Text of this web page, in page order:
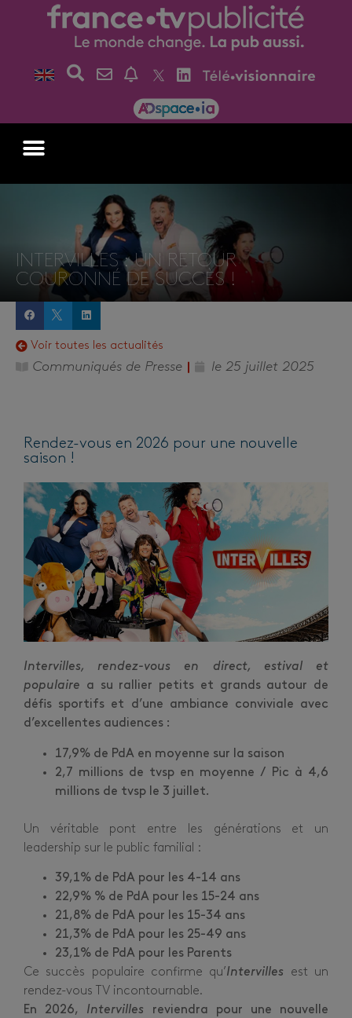
INTERVILLES : UN RETOUR
COURONNÉ DE SUCCÈS !
Voir toutes les actualités
Communiqués de Presse le 25 juillet 2025
Rendez-vous en 2026 pour une nouvelle
saison !
Intervilles, rendez-vous en direct, estival et
populaire a su rallier petits et grands autour de
défis sportifs et d’une ambiance conviviale avec
d’excellentes audiences :
17,9% de PdA en moyenne sur la saison
2,7 millions de tvsp en moyenne / Pic à 4,6
millions de tvsp le 3 juillet.
Un véritable pont entre les générations et un
leadership sur le public familial :
39,1% de PdA pour les 4-14 ans
22,9% % de PdA pour les 15-24 ans
21,8% de PdA pour les 15-34 ans
21,3% de PdA pour les 25-49 ans
23,1% de PdA pour les Parents
Ce succès populaire confirme qu’Intervilles est un
rendez-vous TV incontournable.
En 2026, Intervilles reviendra pour une nouvelle